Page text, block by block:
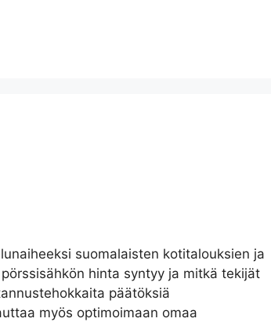
suomalaisten kotitalouksien ja
hinta syntyy ja mitkä tekijät
päätöksiä
myös optimoimaan omaa